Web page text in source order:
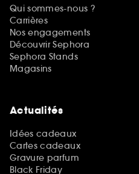
Qui sommes-nous ?
Carrières
Nos engagements
Découvrir Sephora
Sephora Stands
Magasins
Actualités
Idées cadeaux
Cartes cadeaux
Gravure parfum
Black Friday